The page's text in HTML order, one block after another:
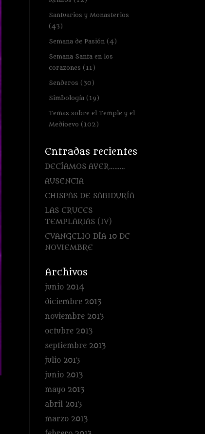
Santuarios y Monasterios
(43)
Semana de Pasión (4)
Semana Santa en los
corazones (11)
Senderos (30)
Simbología (19)
Temas sobre el Temple y el
Medioevo (102)
Entradas recientes
DECÍAMOS AYER………
AUSENCIA
CHISPAS DE SABIDURÍA
LAS CRUCES
TEMPLARIAS (IV)
EVANGELIO DÍA 10 DE
NOVIEMBRE
Archivos
junio 2014
diciembre 2013
noviembre 2013
octubre 2013
septiembre 2013
julio 2013
junio 2013
mayo 2013
abril 2013
marzo 2013